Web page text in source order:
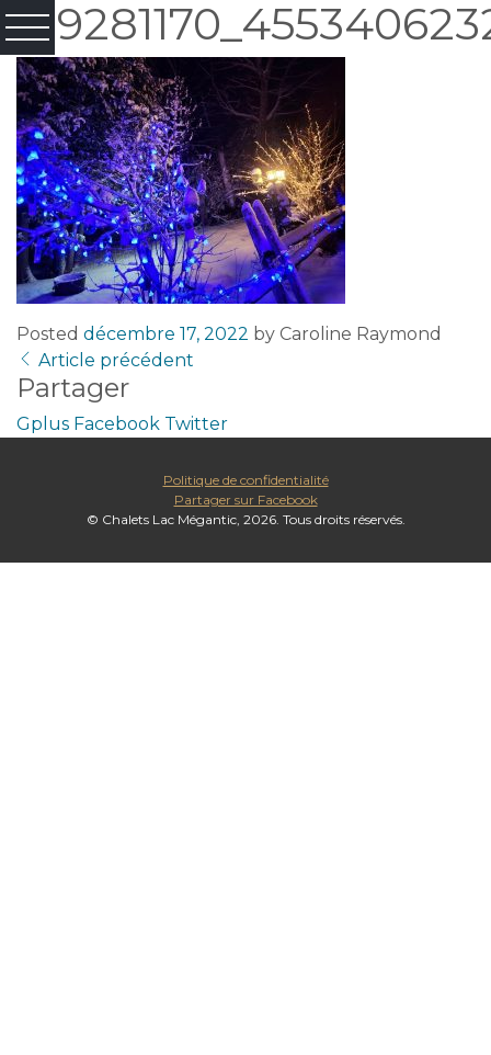
Posted décembre 17, 2022 by Caroline Raymond
Article précédent
Partager
Gplus Facebook Twitter
© Chalets Lac Mégantic, 2026. Tous droits réservés.
Politique de confidentialité
Partager sur Facebook